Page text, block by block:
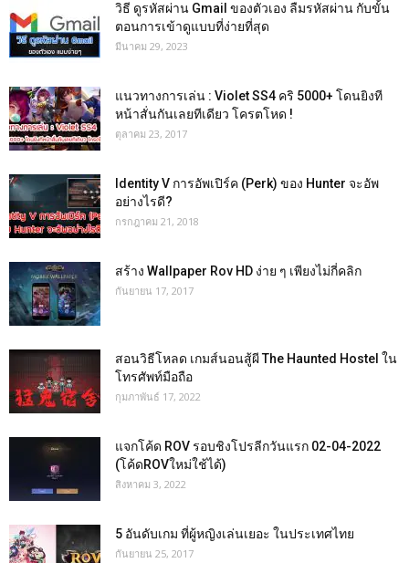
วิธี ดูรหัสผ่าน Gmail ของตัวเอง ลืมรหัสผ่าน กับขั้น
ตอนการเข้าดูแบบที่ง่ายที่สุด
มีนาคม 29, 2023
แนวทางการเล่น : Violet SS4 คริ 5000+ โดนยิงที
หน้าสั่นกันเลยทีเดียว โครตโหด !
ตุลาคม 23, 2017
Identity V การอัพเปิร์ค (Perk) ของ Hunter จะอัพ
อย่างไรดี?
กรกฎาคม 21, 2018
สร้าง Wallpaper Rov HD ง่าย ๆ เพียงไม่กี่คลิก
กันยายน 17, 2017
สอนวิธีโหลด เกมส์นอนสู้ผี The Haunted Hostel ใน
โทรศัพท์มือถือ
กุมภาพันธ์ 17, 2022
แจกโค้ด ROV รอบชิงโปรลีกวันแรก 02-04-2022
(โค้ดROVใหม่ใช้ได้)
สิงหาคม 3, 2022
5 อันดับเกม ที่ผู้หญิงเล่นเยอะ ในประเทศไทย
กันยายน 25, 2017